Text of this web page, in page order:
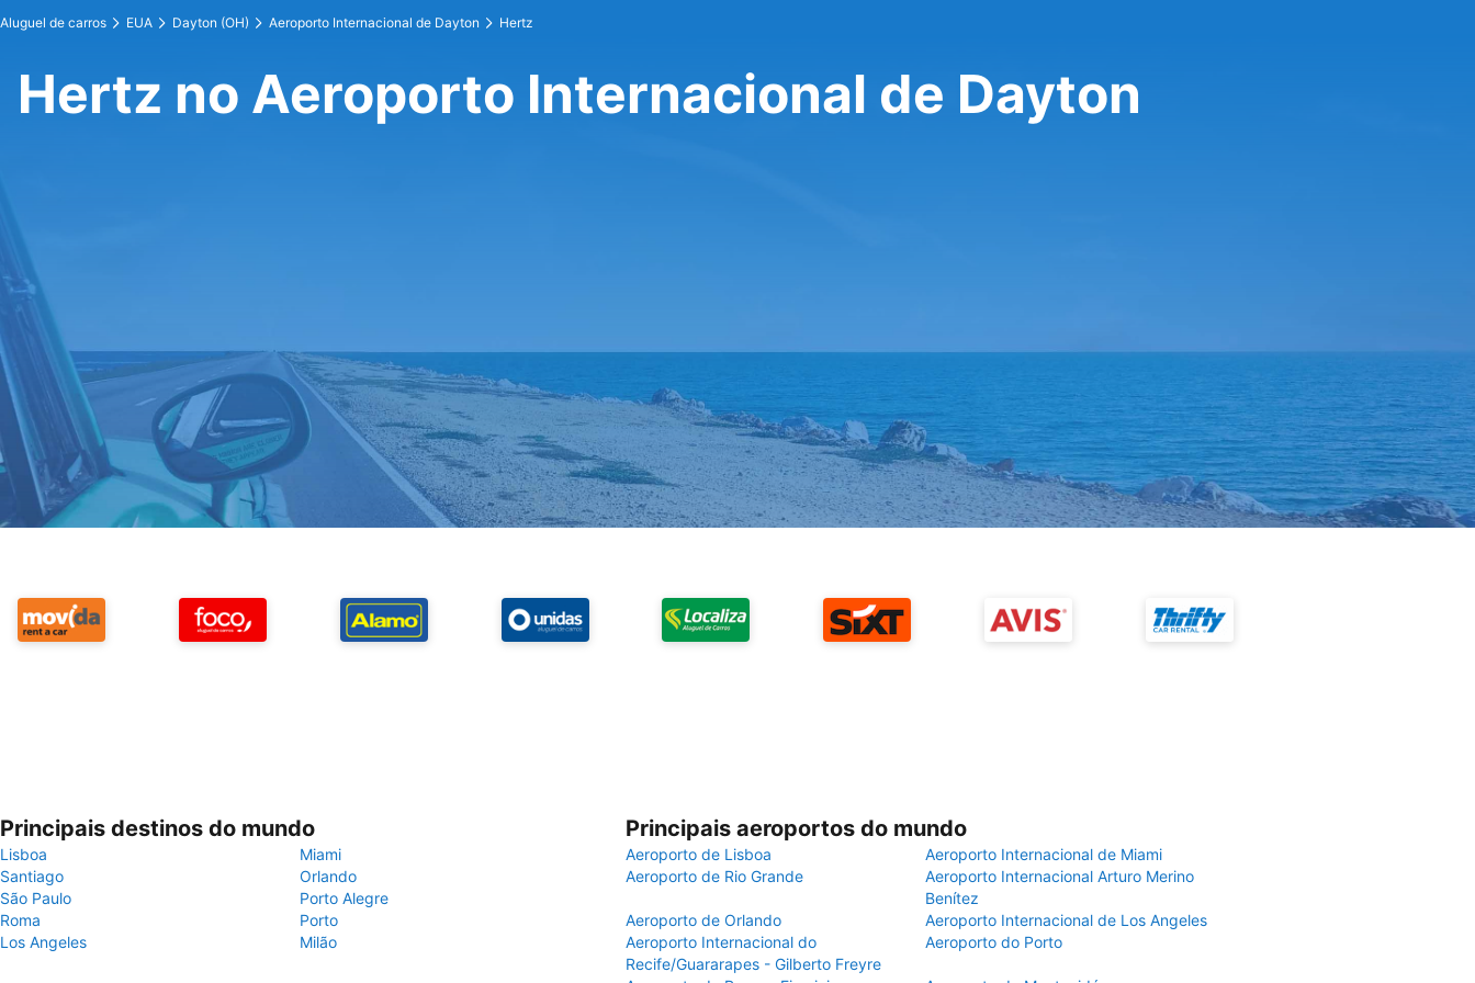
Aluguel de carros EUA Dayton (OH) Aeroporto Internacional de Dayton Hertz
Hertz no Aeroporto Internacional de Dayton
Principais destinos do mundo
Lisboa
Miami
Santiago
Orlando
São Paulo
Porto Alegre
Roma
Porto
Los Angeles
Milão
Principais aeroportos do mundo
Aeroporto de Lisboa
Aeroporto Internacional de Miami
Aeroporto de Rio Grande
Aeroporto Internacional Arturo Merino
Benítez
Aeroporto de Orlando
Aeroporto Internacional de Los Angeles
Aeroporto Internacional do
Recife/Guararapes - Gilberto Freyre
Aeroporto do Porto